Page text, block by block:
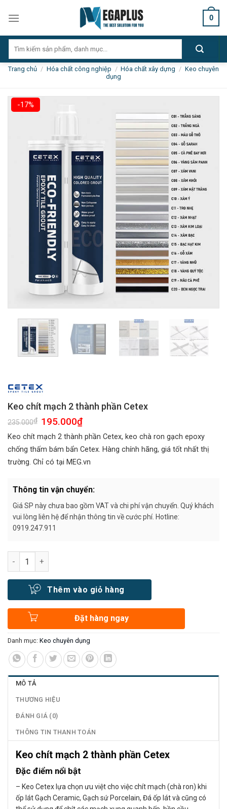
0
kiếm:
Trang chủ / Hóa chất công nghiệp / Hóa chất xây dựng / Keo chuyên
dụng
-17%
Keo chít mạch 2 thành phần Cetex
235.000₫ Giá
gốc
là:
235.000₫.
195.000₫Giá
tại
là:
195.000₫.
Keo chít mạch 2 thành phần Cetex, keo chà ron gạch epoxy
chống thấm bám bẩn Cetex. Hàng chính hãng, giá tốt nhất thị
trường. Chỉ có tại MEG.vn
Thông tin vận chuyển:
Giá SP này chưa bao gồm VAT và chi phí vận chuyển. Quý khách
vui lòng liên hệ để nhận thông tin về cước phí. Hotline:
0919.247.911
Số lượng
Thêm vào giỏ hàng
Đặt hàng ngay
Danh mục: Keo chuyên dụng
MÔ TẢ
THƯƠNG HIỆU
ĐÁNH GIÁ (0)
THÔNG TIN THANH TOÁN
Keo chít mạch 2 thành phần Cetex
Đặc điểm nổi bật
– Keo Cetex lựa chọn ưu việt cho việc chít mạch (chà ron) khi
ốp lát Gạch Ceramic, Gạch sứ Porcelain, Đá ốp lát và cũng có